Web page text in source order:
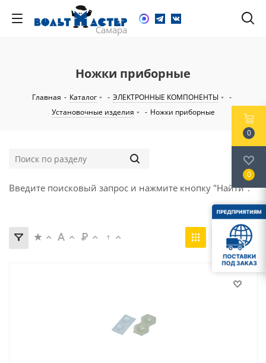
Ножки приборные
Главная - Каталог - ЭЛЕКТРОННЫЕ КОМПОНЕНТЫ
-
Установочные изделия
- Ножки приборные
Введите поисковый запрос и нажмите кнопку "Найти".
0
0